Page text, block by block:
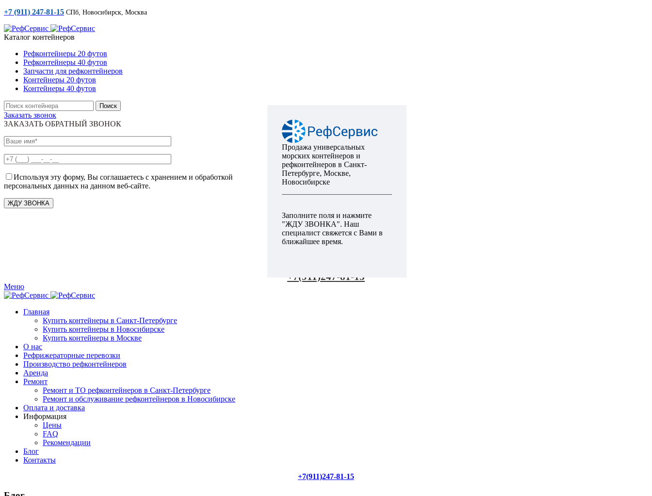
+7 (911) 247-81-15 СПб, Новосибирск, Москва
Каталог контейнеров
Рефконтейнеры 20 футов
Рефконтейнеры 40 футов
Запчасти для рефконтейнеров
Контейнеры 20 футов
Контейнеры 40 футов
Поиск
Заказать звонок
ЗАКАЗАТЬ ОБРАТНЫЙ ЗВОНОК
Используя эту форму, Вы соглашаетесь с хранением и обработкой
персональных данных на данном веб-сайте.
Продажа универсальных
морских контейнеров и
рефконтейнеров в Санкт-
Петербурге, Москве,
Новосибирске
Заполните поля и нажмите
"ЖДУ ЗВОНКА". Наш
специалист свяжется с Вами в
ближайшее время.
+7(911)247-81-15
Меню
Главная
Купить контейнеры в Санкт-Петербурге
Купить контейнеры в Новосибирске
Купить контейнеры в Москве
О нас
Рефрижераторные перевозки
Производство рефконтейнеров
Аренда
Ремонт
Ремонт и ТО рефконтейнеров в Санкт-Петербурге
Ремонт и обслуживание рефконтейнеров в Новосибирске
Оплата и доставка
Информация
Цены
FAQ
Рекомендации
Блог
Контакты
+7(911)247-81-15